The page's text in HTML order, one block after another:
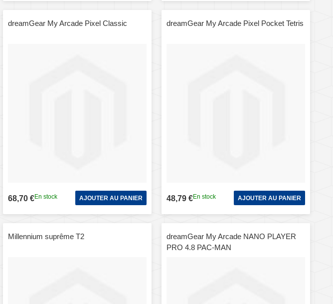
dreamGear My Arcade Pixel Classic
68,70 €En stock AJOUTER AU PANIER
dreamGear My Arcade Pixel Pocket Tetris
48,79 €En stock AJOUTER AU PANIER
Millennium suprême T2
dreamGear My Arcade NANO PLAYER
PRO 4.8 PAC-MAN